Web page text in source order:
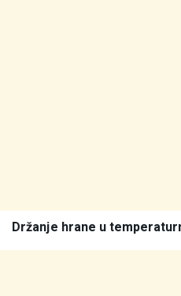
Držanje hrane u